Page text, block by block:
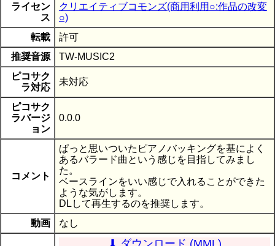
ライセン
ス
クリエイティブコモンズ(商用利用○:作品の改変
○)
転載
許可
推奨音源
TW-MUSIC2
ピコサク
ラ対応
未対応
ピコサク
ラバージ
ョン
0.0.0
コメント
ぱっと思いついたピアノバッキングを基によく
あるバラード曲という感じを目指してみまし
た。
ベースラインをいい感じで入れることができた
ような気がします。
DLして再生するのを推奨します。
動画
なし
⬇ ダウンロード (MML)